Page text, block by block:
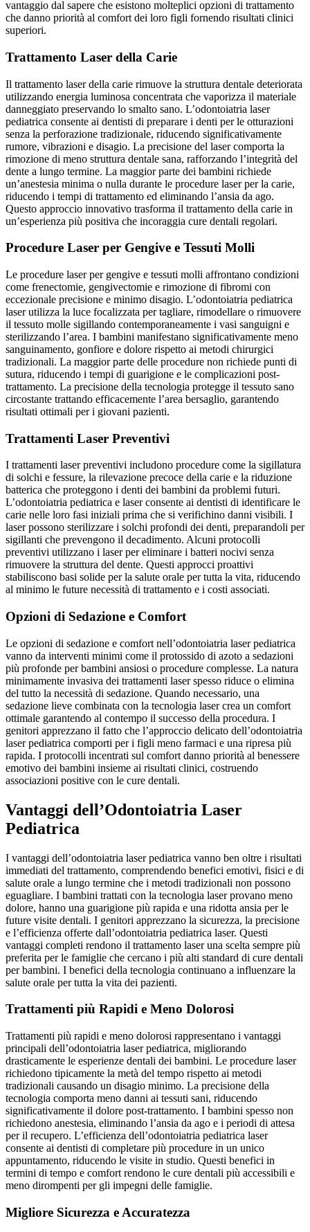
vantaggio dal sapere che esistono molteplici opzioni di trattamento
che danno priorità al comfort dei loro figli fornendo risultati clinici
superiori.
Trattamento Laser della Carie
Il trattamento laser della carie rimuove la struttura dentale deteriorata
utilizzando energia luminosa concentrata che vaporizza il materiale
danneggiato preservando lo smalto sano. L’odontoiatria laser
pediatrica consente ai dentisti di preparare i denti per le otturazioni
senza la perforazione tradizionale, riducendo significativamente
rumore, vibrazioni e disagio. La precisione del laser comporta la
rimozione di meno struttura dentale sana, rafforzando l’integrità del
dente a lungo termine. La maggior parte dei bambini richiede
un’anestesia minima o nulla durante le procedure laser per la carie,
riducendo i tempi di trattamento ed eliminando l’ansia da ago.
Questo approccio innovativo trasforma il trattamento della carie in
un’esperienza più positiva che incoraggia cure dentali regolari.
Procedure Laser per Gengive e Tessuti Molli
Le procedure laser per gengive e tessuti molli affrontano condizioni
come frenectomie, gengivectomie e rimozione di fibromi con
eccezionale precisione e minimo disagio. L’odontoiatria pediatrica
laser utilizza la luce focalizzata per tagliare, rimodellare o rimuovere
il tessuto molle sigillando contemporaneamente i vasi sanguigni e
sterilizzando l’area. I bambini manifestano significativamente meno
sanguinamento, gonfiore e dolore rispetto ai metodi chirurgici
tradizionali. La maggior parte delle procedure non richiede punti di
sutura, riducendo i tempi di guarigione e le complicazioni post-
trattamento. La precisione della tecnologia protegge il tessuto sano
circostante trattando efficacemente l’area bersaglio, garantendo
risultati ottimali per i giovani pazienti.
Trattamenti Laser Preventivi
I trattamenti laser preventivi includono procedure come la sigillatura
di solchi e fessure, la rilevazione precoce della carie e la riduzione
batterica che proteggono i denti dei bambini da problemi futuri.
L’odontoiatria pediatrica e laser consente ai dentisti di identificare le
carie nelle loro fasi iniziali prima che si verifichino danni visibili. I
laser possono sterilizzare i solchi profondi dei denti, preparandoli per
sigillanti che prevengono il decadimento. Alcuni protocolli
preventivi utilizzano i laser per eliminare i batteri nocivi senza
rimuovere la struttura del dente. Questi approcci proattivi
stabiliscono basi solide per la salute orale per tutta la vita, riducendo
al minimo le future necessità di trattamento e i costi associati.
Opzioni di Sedazione e Comfort
Le opzioni di sedazione e comfort nell’odontoiatria laser pediatrica
vanno da interventi minimi come il protossido di azoto a sedazioni
più profonde per bambini ansiosi o procedure complesse. La natura
minimamente invasiva dei trattamenti laser spesso riduce o elimina
del tutto la necessità di sedazione. Quando necessario, una
sedazione lieve combinata con la tecnologia laser crea un comfort
ottimale garantendo al contempo il successo della procedura. I
genitori apprezzano il fatto che l’approccio delicato dell’odontoiatria
laser pediatrica comporti per i figli meno farmaci e una ripresa più
rapida. I protocolli incentrati sul comfort danno priorità al benessere
emotivo dei bambini insieme ai risultati clinici, costruendo
associazioni positive con le cure dentali.
Vantaggi dell’Odontoiatria Laser
Pediatrica
I vantaggi dell’odontoiatria laser pediatrica vanno ben oltre i risultati
immediati del trattamento, comprendendo benefici emotivi, fisici e di
salute orale a lungo termine che i metodi tradizionali non possono
eguagliare. I bambini trattati con la tecnologia laser provano meno
dolore, hanno una guarigione più rapida e una ridotta ansia per le
future visite dentali. I genitori apprezzano la sicurezza, la precisione
e l’efficienza offerte dall’odontoiatria pediatrica laser. Questi
vantaggi completi rendono il trattamento laser una scelta sempre più
preferita per le famiglie che cercano i più alti standard di cure dentali
per bambini. I benefici della tecnologia continuano a influenzare la
salute orale per tutta la vita dei pazienti.
Trattamenti più Rapidi e Meno Dolorosi
Trattamenti più rapidi e meno dolorosi rappresentano i vantaggi
principali dell’odontoiatria laser pediatrica, migliorando
drasticamente le esperienze dentali dei bambini. Le procedure laser
richiedono tipicamente la metà del tempo rispetto ai metodi
tradizionali causando un disagio minimo. La precisione della
tecnologia comporta meno danni ai tessuti sani, riducendo
significativamente il dolore post-trattamento. I bambini spesso non
richiedono anestesia, eliminando l’ansia da ago e i periodi di attesa
per il recupero. L’efficienza dell’odontoiatria pediatrica laser
consente ai dentisti di completare più procedure in un unico
appuntamento, riducendo le visite in studio. Questi benefici in
termini di tempo e comfort rendono le cure dentali più accessibili e
meno dirompenti per gli impegni delle famiglie.
Migliore Sicurezza e Accuratezza